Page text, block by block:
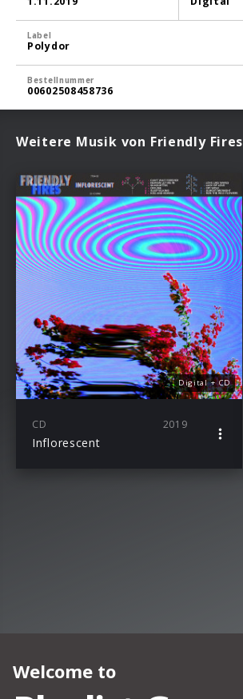
Label
Polydor
Bestellnummer
00602508458736
Weitere Musik von Friendly Fires
Digital + CD
CD 2019
Inflorescent